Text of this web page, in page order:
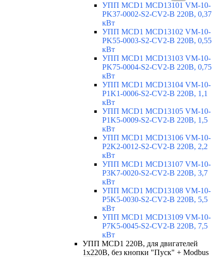
УПП MCD1 MCD13101 VM-10-
PK37-0002-S2-CV2-B 220В, 0,37
кВт
УПП MCD1 MCD13102 VM-10-
PK55-0003-S2-CV2-B 220В, 0,55
кВт
УПП MCD1 MCD13103 VM-10-
PK75-0004-S2-CV2-B 220В, 0,75
кВт
УПП MCD1 MCD13104 VM-10-
P1K1-0006-S2-CV2-B 220В, 1,1
кВт
УПП MCD1 MCD13105 VM-10-
P1K5-0009-S2-CV2-B 220В, 1,5
кВт
УПП MCD1 MCD13106 VM-10-
P2K2-0012-S2-CV2-B 220В, 2,2
кВт
УПП MCD1 MCD13107 VM-10-
P3K7-0020-S2-CV2-B 220В, 3,7
кВт
УПП MCD1 MCD13108 VM-10-
P5K5-0030-S2-CV2-B 220В, 5,5
кВт
УПП MCD1 MCD13109 VM-10-
P7K5-0045-S2-CV2-B 220В, 7,5
кВт
УПП MCD1 220В, для двигателей
1х220В, без кнопки "Пуск" + Modbus